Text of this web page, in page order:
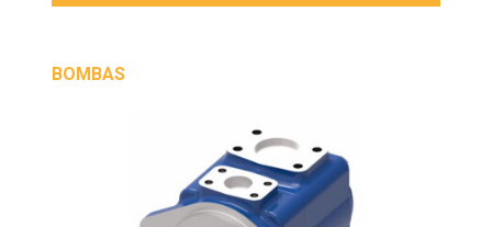
BOMBAS